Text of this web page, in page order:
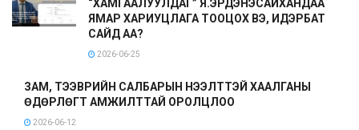
“ХАМГААЛУУЛДАГ” Я.ЭРДЭНЭСАЙХАНДАА
ЯМАР ХАРИУЦЛАГА ТООЦОХ ВЭ, ИДЭРБАТ
САЙД АА?
2026-06-25
ЗАМ, ТЭЭВРИЙН САЛБАРЫН НЭЭЛТТЭЙ ХААЛГАНЫ
ӨДӨРЛӨГТ АМЖИЛТТАЙ ОРОЛЦЛОО
2026-06-12